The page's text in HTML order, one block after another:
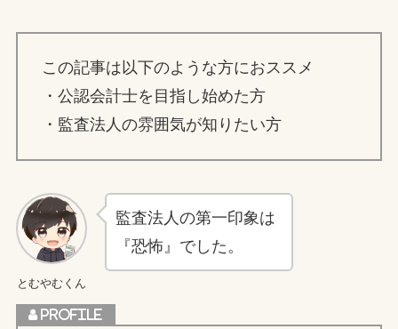
この記事は以下のような方におススメ
・公認会計士を目指し始めた方
・監査法人の雰囲気が知りたい方
とむやむくん
監査法人の第一印象は
『恐怖』でした。